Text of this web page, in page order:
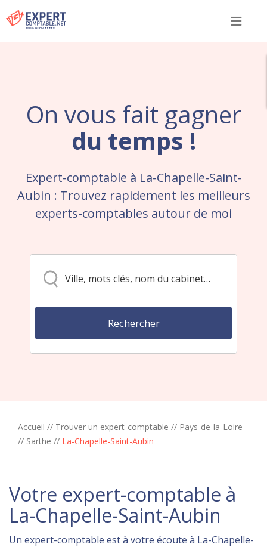
Menu
On vous fait gagner
du temps !
Expert-comptable à La-Chapelle-Saint-
Aubin : Trouvez rapidement les meilleurs
experts-comptables autour de moi
Accueil // Trouver un expert-comptable // Pays-de-la-Loire
// Sarthe // La-Chapelle-Saint-Aubin
Votre expert-comptable à
La-Chapelle-Saint-Aubin
Un expert-comptable est à votre écoute à La-Chapelle-